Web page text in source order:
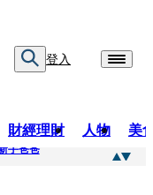
登入
財經理財 人物 美
手爸爸